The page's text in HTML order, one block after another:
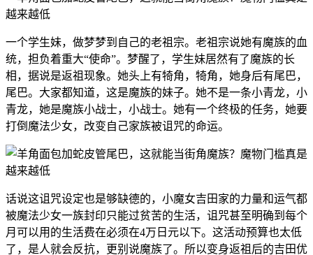
一个学生妹，做梦梦到自己的老祖宗。老祖宗说她有魔族的血
统，担负着重大“使命”。梦醒了，学生妹居然有了魔族的长
相，据说是返祖现象。她头上有犄角，犄角，她身后有尾巴，
尾巴。大家都知道，这是魔族的妹子。她不是一条小青龙，小
青龙，她是魔族小战士，小战士。她有一个终极的任务，她要
打倒魔法少女，改变自己家族被诅咒的命运。
话说这诅咒设定也是够缺德的，小魔女吉田家的力量和运气都
被魔法少女一族封印只能过贫苦的生活，诅咒甚至明确到每个
月可以用的生活费在必须在4万日元以下。这活动预算也太低
了，是人就会反抗，更别说魔族了。所以变身返祖后的吉田优